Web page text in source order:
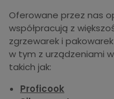
Oferowane przez nas
współpracują z
zgrzewarek i
w tym z urządzeniami
takich jak:
Proficook